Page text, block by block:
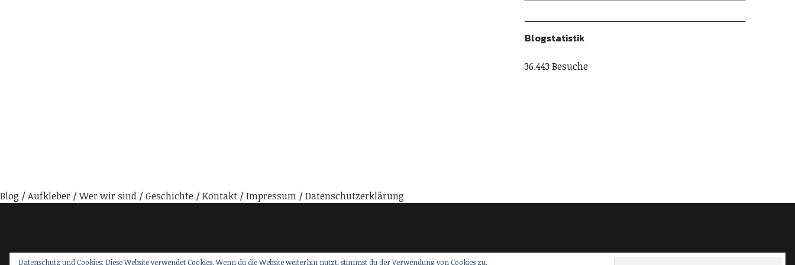
Blogstatistik
36.443 Besuche
Blog Aufkleber Wer wir sind Geschichte Kontakt Impressum Datenschutzerklärung
Datenschutz und Cookies: Diese Website verwendet Cookies. Wenn du die Website weiterhin nutzt, stimmst du der Verwendung von Cookies zu.